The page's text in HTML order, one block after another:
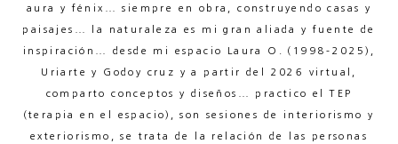
aura y fénix… siempre en obra, construyendo casas y
paisajes… la naturaleza es mi gran aliada y fuente de
inspiración… desde mi espacio Laura O. (1998-2025),
Uriarte y Godoy cruz y a partir del 2026 virtual,
comparto conceptos y diseños… practico el TEP
(terapia en el espacio), son sesiones de interiorismo y
exteriorismo, se trata de la relación de las personas